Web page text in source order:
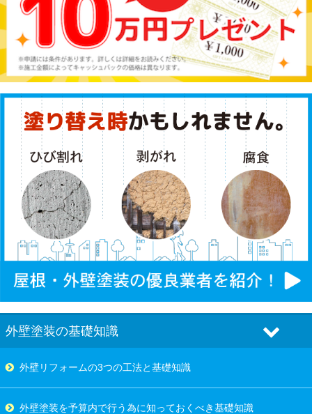
外壁塗装の基礎知識
外壁リフォームの3つの工法と基礎知識
外壁塗装を予算内で行う為に知っておくべき基礎知識